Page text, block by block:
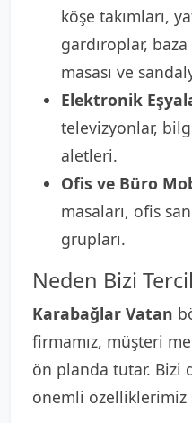
köşe takımları,
gardıroplar,
masası ve
Elektronik
televizyonlar,
aletleri.
Ofis ve Büro
masaları, ofis
grupları.
Neden Bizi
Karabağlar Vatan
firmamız, müşteri
ön planda tutar. Bizi
önemli özelliklerimiz